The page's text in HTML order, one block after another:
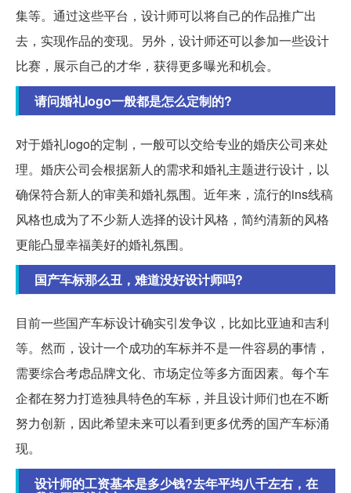
集等。通过这些平台，设计师可以将自己的作品推广出
去，实现作品的变现。另外，设计师还可以参加一些设计
比赛，展示自己的才华，获得更多曝光和机会。
请问婚礼logo一般都是怎么定制的?
对于婚礼logo的定制，一般可以交给专业的婚庆公司来处
理。婚庆公司会根据新人的需求和婚礼主题进行设计，以
确保符合新人的审美和婚礼氛围。近年来，流行的ins线稿
风格也成为了不少新人选择的设计风格，简约清新的风格
更能凸显幸福美好的婚礼氛围。
国产车标那么丑，难道没好设计师吗?
目前一些国产车标设计确实引发争议，比如比亚迪和吉利
等。然而，设计一个成功的车标并不是一件容易的事情，
需要综合考虑品牌文化、市场定位等多方面因素。每个车
企都在努力打造独具特色的车标，并且设计师们也在不断
努力创新，因此希望未来可以看到更多优秀的国产车标涌
现。
设计师的工资基本是多少钱?去年平均八千左右，在